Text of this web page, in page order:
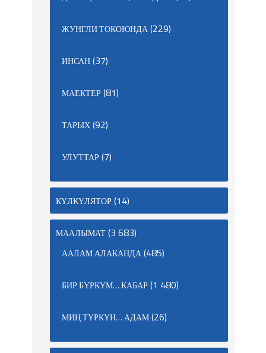
ЖУНГЛИ ТОКОЮНДА(229)
ИНСАН(37)
МАЕКТЕР(81)
ТАРЫХ(92)
УЛУТТАР(7)
КҮЛКҮЛЯТОР(14)
МААЛЫМАТ(3 683)
ААЛАМ АЛАКАНДА(485)
БИР БҮРКҮМ… КАБАР(1 480)
МИҢ ТҮРКҮН… АДАМ(26)